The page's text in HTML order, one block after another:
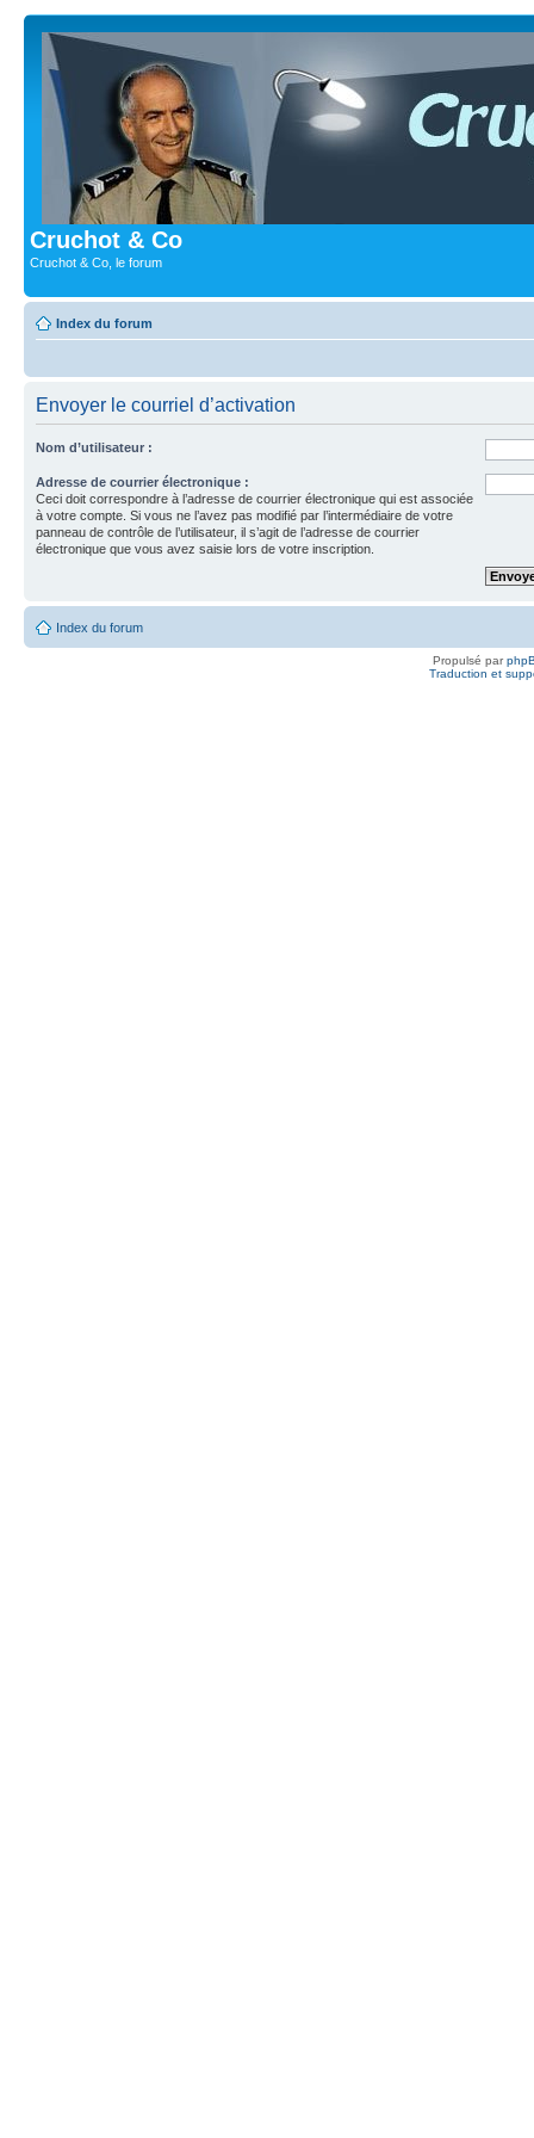
Cruchot & Co
Cruchot & Co, le forum
Index du forum
Envoyer le courriel d’activation
Nom d’utilisateur :
Adresse de courrier électronique :
Ceci doit correspondre à l’adresse de courrier électronique qui est associée
à votre compte. Si vous ne l’avez pas modifié par l’intermédiaire de votre
panneau de contrôle de l’utilisateur, il s’agit de l’adresse de courrier
électronique que vous avez saisie lors de votre inscription.
Index du forum
Propulsé par
Traduction et